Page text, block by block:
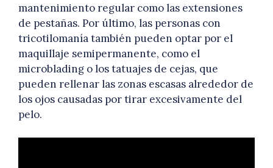
mantenimiento regular como las extensiones
de pestañas. Por último, las personas con
tricotilomanía también pueden optar por el
maquillaje semipermanente, como el
microblading o los tatuajes de cejas, que
pueden rellenar las zonas escasas alrededor de
los ojos causadas por tirar excesivamente del
pelo.